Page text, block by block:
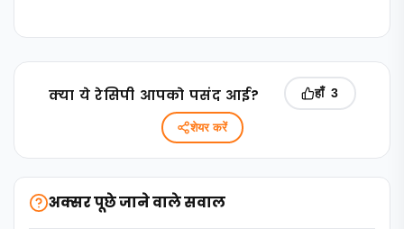
क्‍या ये रेसिपी आपको पसंद आई? हाँ 3
शेयर करें
अक्सर पूछे जाने वाले सवाल